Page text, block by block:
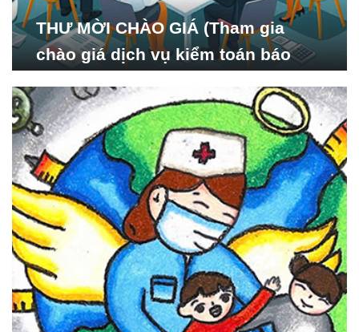
THƯ MỜI CHÀO GIÁ (Tham gia
chào giá dịch vụ kiểm toán báo
Nghiên cứu Phát triển Xã
hội_ISDS)